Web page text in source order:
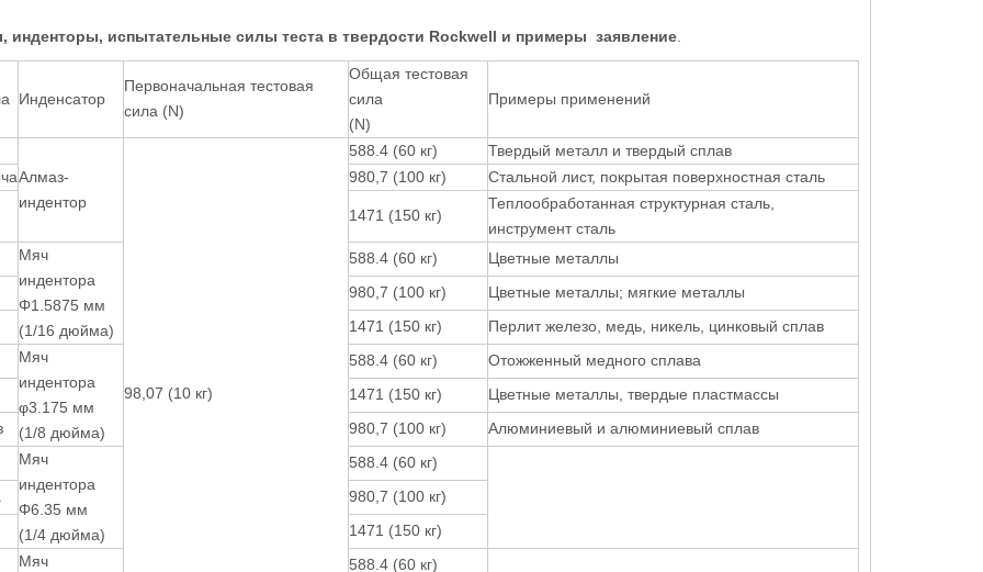
инденторы, испытательные силы теста в твердости Rockwell и примеры заявление
Инденсатор
Первоначальная тестовая
сила (N)
Общая тестовая
сила
(N)
Примеры применений
Алмаз-
индентор
98,07 (10 кг)
588.4 (60 кг)
Твердый металл и твердый сплав
980,7 (100 кг) Стальной лист, покрытая поверхностная сталь
1471 (150 кг)
Теплообработанная структурная сталь,
инструмент сталь
Мяч
индентора
Φ1.5875 мм
(1/16 дюйма)
588.4 (60 кг)
Цветные металлы
980,7 (100 кг)
Цветные металлы; мягкие металлы
1471 (150 кг)
Перлит железо, медь, никель, цинковый сплав
Мяч
индентора
φ3.175 мм
(1/8 дюйма)
588.4 (60 кг)
Отожженный медного сплава
1471 (150 кг)
Цветные металлы, твердые пластмассы
980,7 (100 кг)
Алюминиевый и алюминиевый сплав
Мяч
индентора
Φ6.35 мм
(1/4 дюйма)
588.4 (60 кг)
980,7 (100 кг)
1471 (150 кг)
Мяч 588.4 (60 кг)